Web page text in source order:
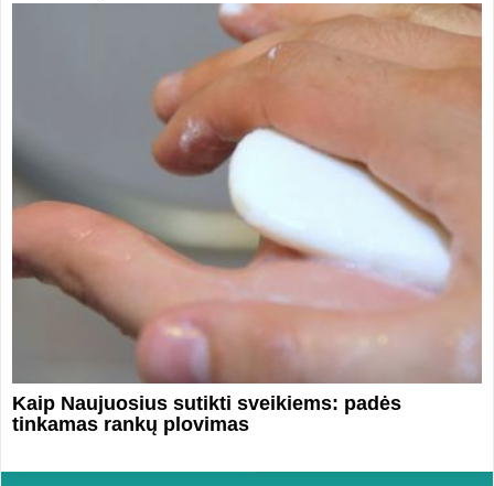
Kaip Naujuosius sutikti sveikiems: padės
tinkamas rankų plovimas